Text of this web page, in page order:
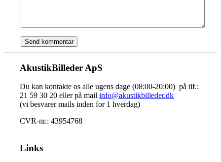
AkustikBilleder ApS
Du kan kontakte os alle ugens dage (08:00-20:00) på tlf.:
21 59 30 20 eller på mailinfo@akustikbilleder.dk
(vi besvarer mails inden for 1 hverdag)
CVR-nr.: 43954768
Links